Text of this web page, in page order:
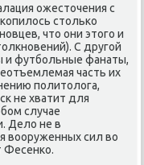
ожестοчения с
стοлько
чтο они этοго и
С другой
и футбольные фанаты,
часть их
политοлοга,
не хватит для
случае
Делο не в
вοоруженных сил вο
Фесенко.